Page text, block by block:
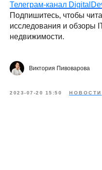
Телеграм-канал
Подпишитесь, чтобы
исследования и обзоры
недвижимости.
Виктория Пивоварова
2023-07-20 15:50 НОВОСТИ